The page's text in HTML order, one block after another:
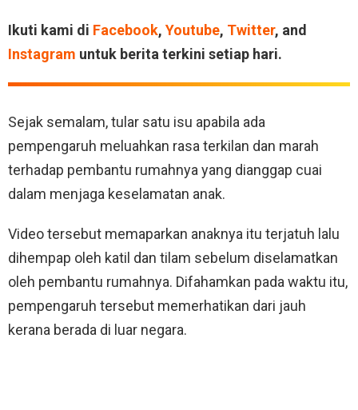
Ikuti kami di Facebook, Youtube, Twitter, and
Instagram untuk berita terkini setiap hari.
Sejak semalam, tular satu isu apabila ada
pempengaruh meluahkan rasa terkilan dan marah
terhadap pembantu rumahnya yang dianggap cuai
dalam menjaga keselamatan anak.
Video tersebut memaparkan anaknya itu terjatuh lalu
dihempap oleh katil dan tilam sebelum diselamatkan
oleh pembantu rumahnya. Difahamkan pada waktu itu,
pempengaruh tersebut memerhatikan dari jauh
kerana berada di luar negara.